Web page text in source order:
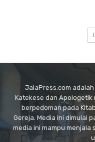
JalaPress.com
Katekese dan Apologetik
berpedoman pada
Gereja. Media ini dimulai
media ini mampu menjala